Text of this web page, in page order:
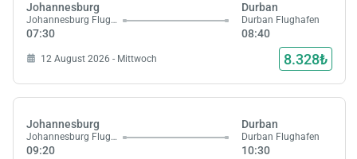
Johannesburg
Johannesburg Flughafen
07:30
Durban
Durban Flughafen
08:40
12 August 2026 - Mittwoch 8.328₺
Johannesburg
Johannesburg Flughafen
09:20
Durban
Durban Flughafen
10:30